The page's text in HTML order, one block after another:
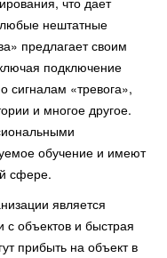
любые нештатные
предлагает своим
подключение
сигналам «тревога»,
и многое другое.
обучение и имеют
сфере.
является
объектов и быстрая
прибыть на объект в